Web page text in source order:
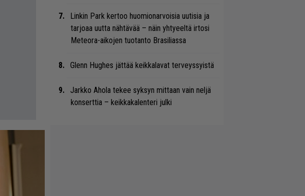
Linkin Park kertoo huomionarvoisia uutisia ja
tarjoaa uutta nähtävää – näin yhtyeeltä irtosi
Meteora-aikojen tuotanto Brasiliassa
Glenn Hughes jättää keikkalavat terveyssyistä
Jarkko Ahola tekee syksyn mittaan vain neljä
konserttia – keikkakalenteri julki